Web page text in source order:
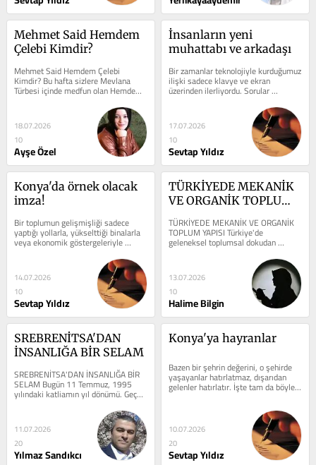
Mehmet Said Hemdem
Çelebi Kimdir?
Mehmet Said Hemdem Çelebi
Kimdir? Bu hafta sizlere Mevlana
Türbesi içinde medfun olan Hemdem
Çelebi Efendi’den bahsetmek isterim.
18.07.2026
10
Ayşe Özel
İnsanların yeni
muhattabı ve arkadaşı
Bir zamanlar teknolojiyle kurduğumuz
ilişki sadece klavye ve ekran
üzerinden ilerliyordu. Sorular
yazılıyor, cevaplar okunuyordu. Şimdi
17.07.2026
10
Sevtap Yıldız
Konya'da örnek olacak
imza!
Bir toplumun gelişmişliği sadece
yaptığı yollarla, yükselttiği binalarla
veya ekonomik göstergeleriyle
ölçülmez. Asıl ölçü zor durumda...
14.07.2026
10
Sevtap Yıldız
TÜRKİYEDE MEKANİK
VE ORGANİK TOPLUM
YAPISI
TÜRKİYEDE MEKANİK VE ORGANİK
TOPLUM YAPISI Türkiye'de
geleneksel toplumsal dokudan
modern topluma geçişte yaşanan
13.07.2026
10
Halime Bilgin
SREBRENİTSA'DAN
İNSANLIĞA BİR SELAM
SREBRENİTSA'DAN İNSANLIĞA BİR
SELAM Bugün 11 Temmuz, 1995
yılındaki katliamın yıl dönümü. Geçen
Kurban Bayramında Srebrenitsa...
11.07.2026
20
Yılmaz Sandıkcı
Konya'ya hayranlar
Bazen bir şehrin değerini, o şehirde
yaşayanlar hatırlatmaz, dışarıdan
gelenler hatırlatır. İşte tam da böyle
bir hikaye anlatacağım....
10.07.2026
20
Sevtap Yıldız